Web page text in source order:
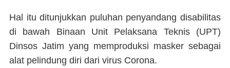
Hal itu ditunjukkan puluhan penyandang disabilitas
di bawah Binaan Unit Pelaksana Teknis (UPT)
Dinsos Jatim yang memproduksi masker sebagai
alat pelindung diri dari virus Corona.